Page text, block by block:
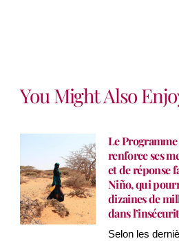
You Might Also
Le
renforce ses
et de réponse
Niño, qui
dizaines de
dans
Selon les